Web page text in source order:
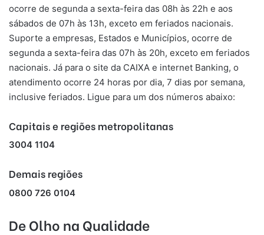
ocorre de segunda a sexta-feira das 08h às 22h e aos
sábados de 07h às 13h, exceto em feriados nacionais.
Suporte a empresas, Estados e Municípios, ocorre de
segunda a sexta-feira das 07h às 20h, exceto em feriados
nacionais. Já para o site da CAIXA e internet Banking, o
atendimento ocorre 24 horas por dia, 7 dias por semana,
inclusive feriados. Ligue para um dos números abaixo:
Capitais e regiões metropolitanas
3004 1104
Demais regiões
0800 726 0104​​​
De Olho na Qualidade